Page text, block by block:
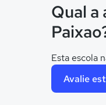
Qual a
Esta escola
Avalie